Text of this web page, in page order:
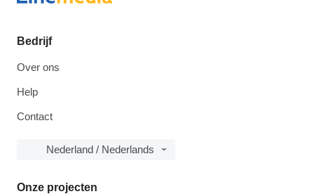
Bedrijf
Over ons
Help
Contact
Nederland / Nederlands
Onze projecten